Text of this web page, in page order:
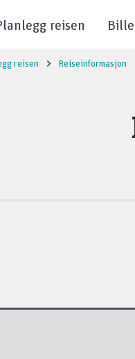
reisen
reisen Reiseinformasjon